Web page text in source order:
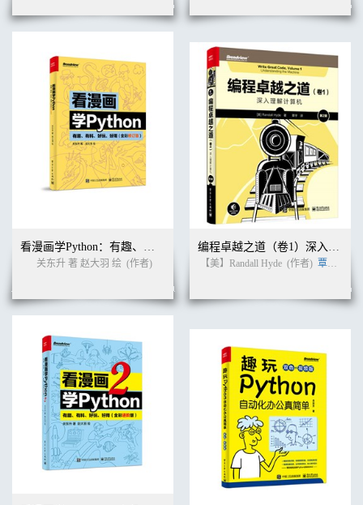
8.1.2 海龟投资策略 310
8.2 tur海龟策略v1：从零开始 311
8.4 tur海龟策略v2：策略初始化 312
8.5 案例8-2：策略初始化 312
8.6 tur海龟策略v3：数据预处理 313
8.7 案例8-3：数据预处理 314
8.8 tur海龟策略v4：策略分析 317
8.9 案例8-4：策略分析 317
8.10 tur海龟策略v5：数据图表输出 320
8.10.1 案例8-5：图表输出 320
8.10.2 参数优化 324
8.12 案例8-7：入库 326
8.13 庖丁解牛 328
9.1.1 TA-Lib官网 329
9.2 MACD策略 331
9.2.1 MACD策略1 331
9.2.2 案例9-1：MACD_v1 335
9.2.3 MACD策略2 336
9.2.4 案例9-2：MACD_v2 338
9.3 KDJ策略 340
9.3.1 KDJ策略1 340
9.3.2 案例9-3：KDJ01 343
9.3.3 KDJ策略2 346
看漫画学Python：有趣、有料、好玩、好用（全彩修订版）
关东升 著 赵大羽 绘 (作者)
编程卓越之道（卷1）深入理解计算机（第2版）
【美】Randall Hyde (作者) 覃宇